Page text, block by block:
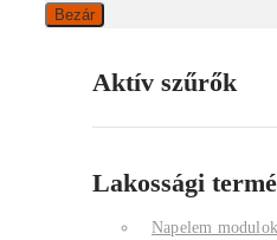
Bezár
Aktív szűrők
Lakossági
Napelem modulok